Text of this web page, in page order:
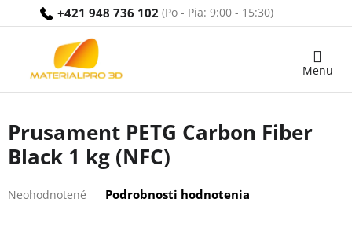
+421 948 736 102
Nákupný
Prusament PETG Carbon Fiber
Black 1 kg (NFC)
hodnotenie
Neohodnotené Podrobnosti hodnotenia